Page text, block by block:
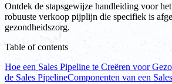
Ontdek de stapsgewijze handleiding voor
robuuste verkoop pijplijn die specifiek is
gezondheidszorg.
Table of contents
Hoe een Sales Pipeline te Creëren voor
de Sales PipelineComponenten van een